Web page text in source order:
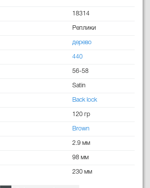
18314
Реплики
дерево
440
56-58
Satin
Back lock
120 гр
Brown
2.9 мм
98 мм
230 мм